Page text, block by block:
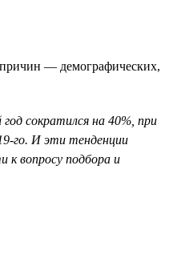
причин — демографических,
сократился на 40%, при
го. И эти тенденции
к вопросу подбора и